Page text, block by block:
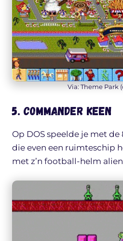
Via: Theme Park
5. Commander Keen
Op DOS speelde je met
die even een ruimteschip
met z’n football-helm